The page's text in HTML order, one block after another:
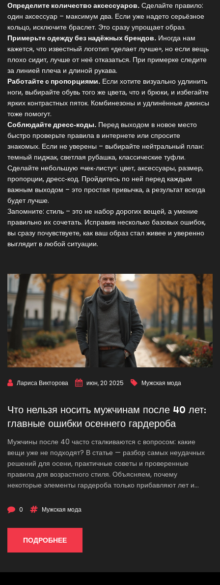
Определите количество аксессуаров. Сделайте правило:
один аксессуар – максимум два. Если уже надето серьёзное
кольцо, исключите браслет. Это сразу упрощает образ.
Примерьте одежду без надёжных брендов. Иногда нам
кажется, что известный логотип «делает лучше», но если вещь
плохо сидит, лучше от неё отказаться. При примерке следите
за линией плеча и длиной рукава.
Работайте с пропорциями. Если хотите визуально удлинить
ноги, выбирайте обувь того же цвета, что и брюки, и избегайте
ярких контрастных пяток. Комбинезоны и удлинённые джинсы
тоже помогут.
Соблюдайте дресс‑коды. Перед выходом в новое место
быстро проверьте правила в интернете или спросите
знакомых. Если не уверены – выбирайте нейтральный план:
темный пиджак, светлая рубашка, классические туфли.
Сделайте небольшую «чек‑листу»: цвет, аксессуары, размер,
пропорции, дресс‑код. Пройдитесь по ней перед каждым
важным выходом – это простая привычка, а результат всегда
будет лучше.
Запомните: стиль – это не набор дорогих вещей, а умение
правильно их сочетать. Исправив несколько базовых ошибок,
вы сразу почувствуете, как ваш образ стал живее и уверенно
выглядит в любой ситуации.
Лариса Викторова июн, 20 2025 Мужская мода
Что нельзя носить мужчинам после 40 лет:
главные ошибки осеннего гардероба
Мужчины после 40 часто сталкиваются с вопросом: какие
вещи уже не подходят? В статье — разбор самых неудачных
решений для осени, практичные советы и проверенные
правила для возрастного стиля. Объясняем, почему
некоторые элементы гардероба только прибавляют лет и
помогаем найти баланс между комфортом, актуальностью и
только удобные советы для жизни.
0 Мужская мода
ПОДРОБНЕЕ